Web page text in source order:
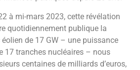
de 9 h 30 et de 19 heures, sous
de la présentation